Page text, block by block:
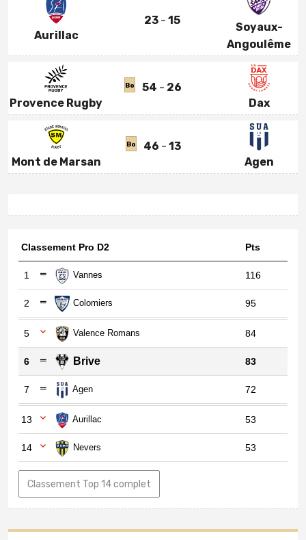
Aurillac
23 15
Soyaux-
Angoulême
Provence Rugby
Bo 54
26
Dax
Mont de Marsan
Bo 46
13
Agen
Classement Pro D2 Pts
1 Vannes 116
2 Colomiers 95
5 Valence Romans 84
6 Brive 83
7 Agen 72
13 Aurillac 53
14 Nevers 53
Classement Top 14 complet